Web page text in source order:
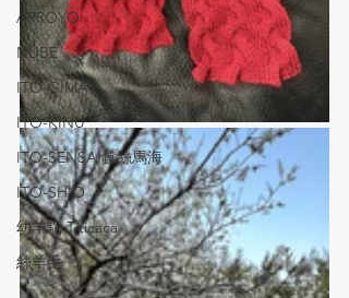
ARROYO
NUBE
ITO-GIMA
ITO-KINU
ITO-SENSAI蠶絲馬海
ITO-SHIO
幼羊駝 Titicaca
絲羊毛